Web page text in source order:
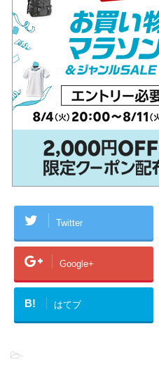
Twitter
Google+
B! はてブ
-